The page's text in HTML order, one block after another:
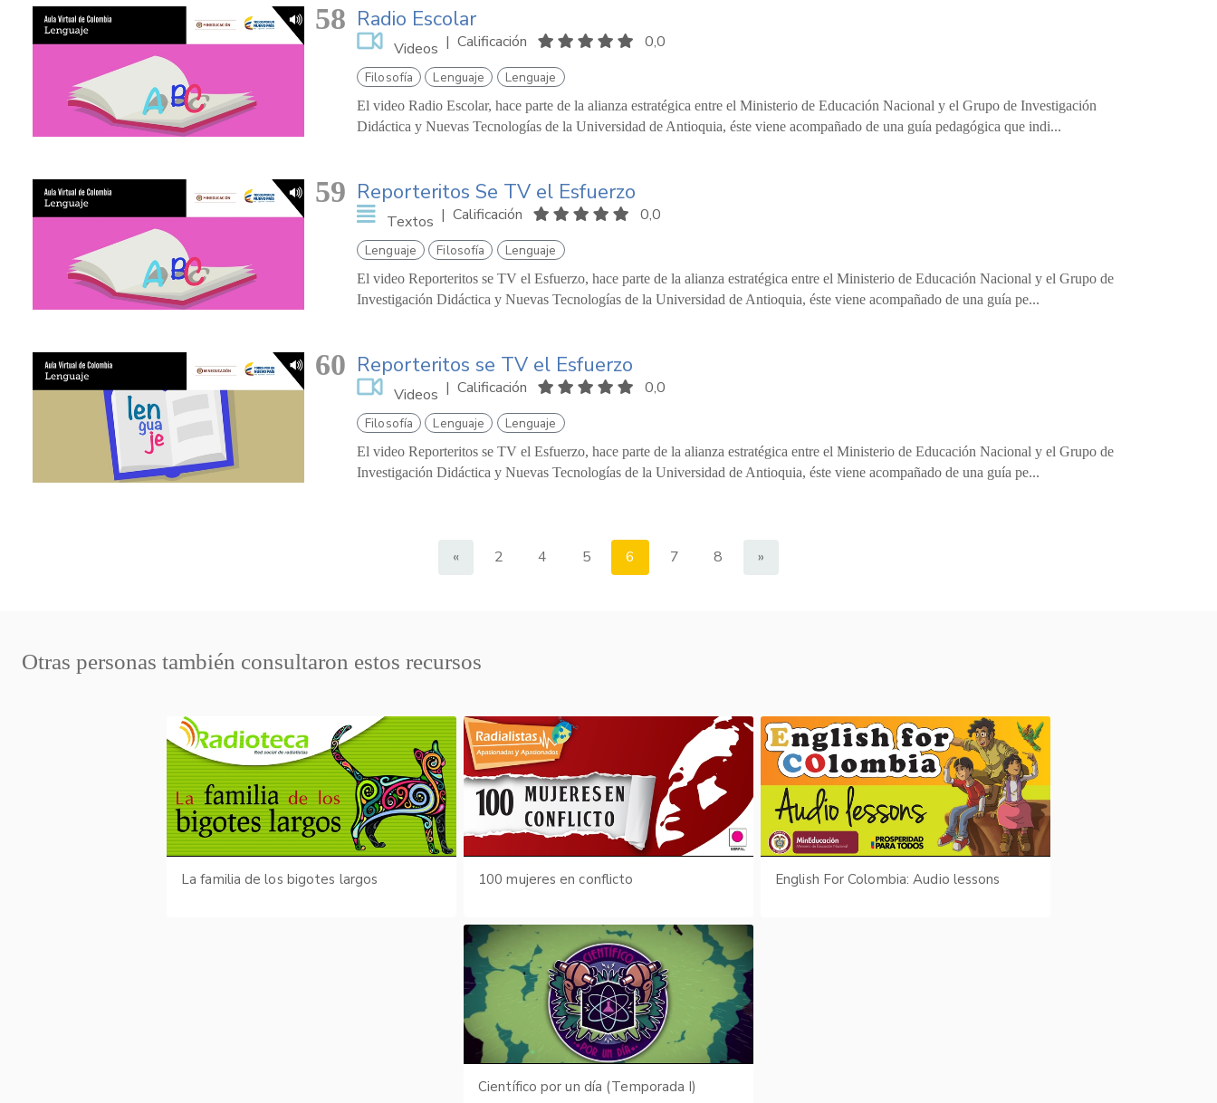
58 Radio Escolar
Videos | Calificación 0,0
Filosofía Lenguaje Lenguaje
El video Radio Escolar, hace parte de la alianza estratégica entre el Ministerio de Educación Nacional y el Grupo de Investigación
Didáctica y Nuevas Tecnologías de la Universidad de Antioquia, éste viene acompañado de una guía pedagógica que indi...
59 Reporteritos Se TV el Esfuerzo
Textos | Calificación 0,0
Lenguaje Filosofía Lenguaje
El video Reporteritos se TV el Esfuerzo, hace parte de la alianza estratégica entre el Ministerio de Educación Nacional y el Grupo de
Investigación Didáctica y Nuevas Tecnologías de la Universidad de Antioquia, éste viene acompañado de una guía pe...
60 Reporteritos se TV el Esfuerzo
Videos | Calificación 0,0
Filosofía Lenguaje Lenguaje
El video Reporteritos se TV el Esfuerzo, hace parte de la alianza estratégica entre el Ministerio de Educación Nacional y el Grupo de
Investigación Didáctica y Nuevas Tecnologías de la Universidad de Antioquia, éste viene acompañado de una guía pe...
« 2 4 5 6 7 8 »
Otras personas también consultaron estos recursos
La familia de los bigotes largos 100 mujeres en conflicto English For Colombia: Audio lessons
Científico por un día (Temporada I)